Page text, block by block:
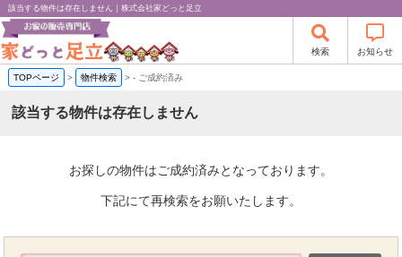
該当する物件は存在しません｜株式会社家どっと足立
検索 お知らせ
TOPページ > 物件検索 >- ご成約済み
該当する物件は存在しません
お探しの物件はご成約済みとなっております。
下記にて再検索をお願いたします。